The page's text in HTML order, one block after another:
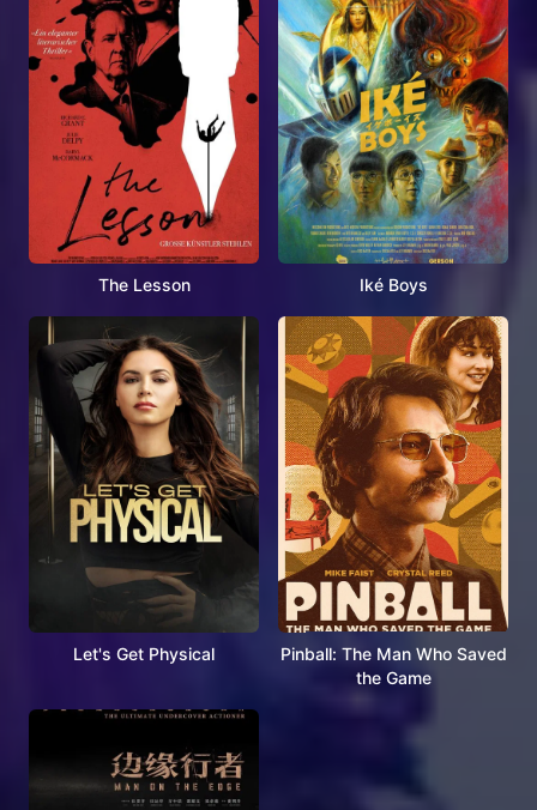
The Lesson Iké Boys
Let's Get Physical
Pinball: The Man Who Saved
the Game